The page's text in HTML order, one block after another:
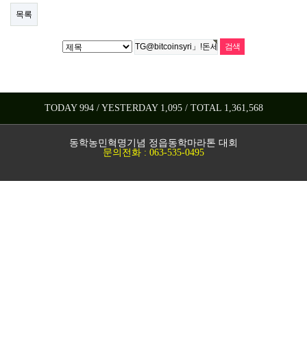
목록
TODAY 994 / YESTERDAY 1,095 / TOTAL 1,361,568
동학농민혁명기념 정읍동학마라톤 대회
문의전화 : 063-535-0495